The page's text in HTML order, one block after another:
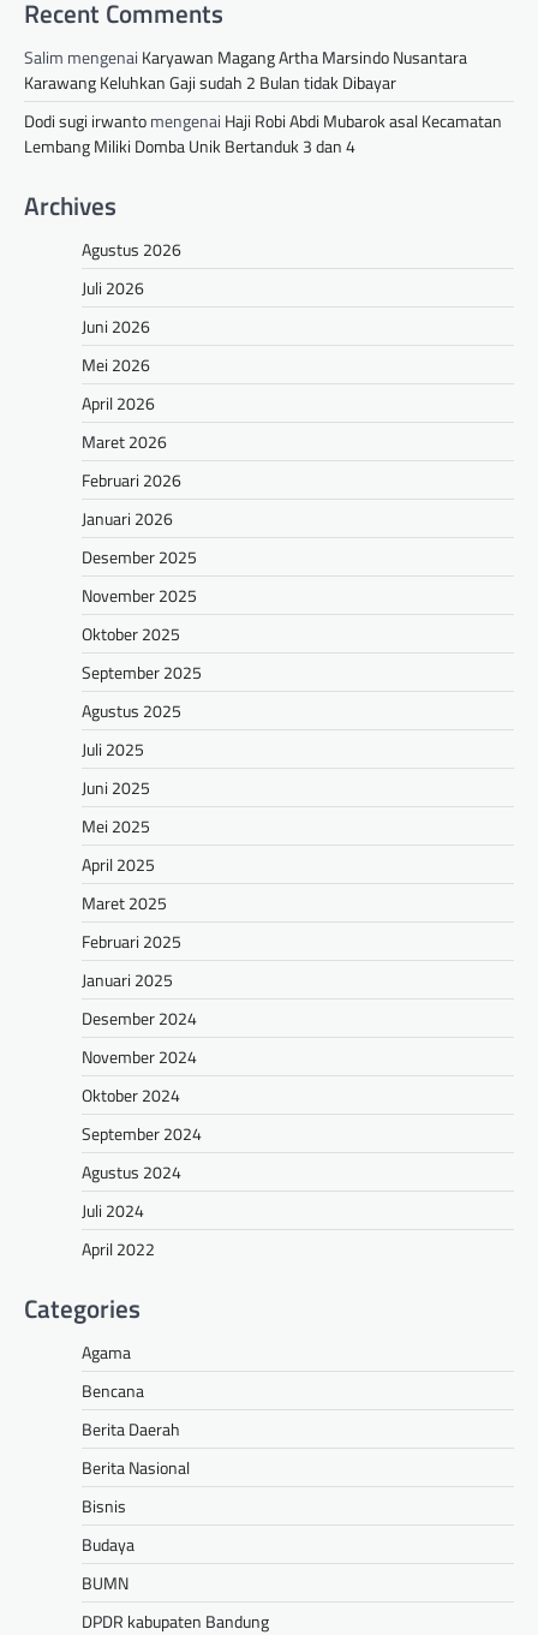
Recent Comments
Salim mengenai Karyawan Magang Artha Marsindo Nusantara
Karawang Keluhkan Gaji sudah 2 Bulan tidak Dibayar
Dodi sugi irwantomengenai Haji Robi Abdi Mubarok asal Kecamatan
Lembang Miliki Domba Unik Bertanduk 3 dan 4
Archives
Agustus 2026
Juli 2026
Juni 2026
Mei 2026
April 2026
Maret 2026
Februari 2026
Januari 2026
Desember 2025
November 2025
Oktober 2025
September 2025
Agustus 2025
Juli 2025
Juni 2025
Mei 2025
April 2025
Maret 2025
Februari 2025
Januari 2025
Desember 2024
November 2024
Oktober 2024
September 2024
Agustus 2024
Juli 2024
April 2022
Categories
Agama
Bencana
Berita Daerah
Berita Nasional
Bisnis
Budaya
BUMN
DPDR kabupaten Bandung